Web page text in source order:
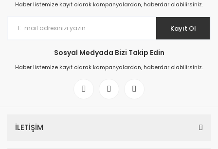
Haber listemize kayıt olarak kampanyalardan, haberdar olabilirsiniz.
Kayıt Ol
Sosyal Medyada Bizi Takip Edin
Haber listemize kayıt olarak kampanyalardan, haberdar olabilirsiniz.
İLETİŞİM